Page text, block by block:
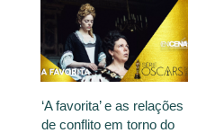
‘A favorita’ e as relações
de conflito em torno do